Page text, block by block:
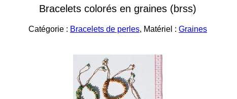
Bracelets colorés en graines (brss)
Catégorie : Bracelets de perles, Matériel : Graines